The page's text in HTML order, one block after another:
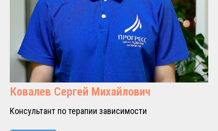
Ковалев Сергей Михайлович
Консультант по терапии зависимости